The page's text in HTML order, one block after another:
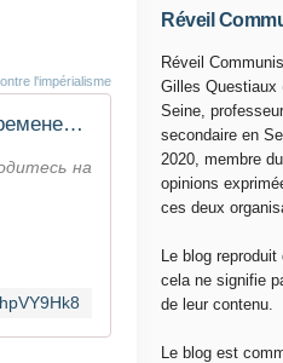
l'impérialisme
Тем временем в Чечне. 10 000 человек отправляются на Украину
на
Réveil
Réveil
Gilles Questiaux
Seine,
secondaire en
2020, membre
opinions
ces deux
Le blog
cela ne signifie
de leur contenu.
Le blog est